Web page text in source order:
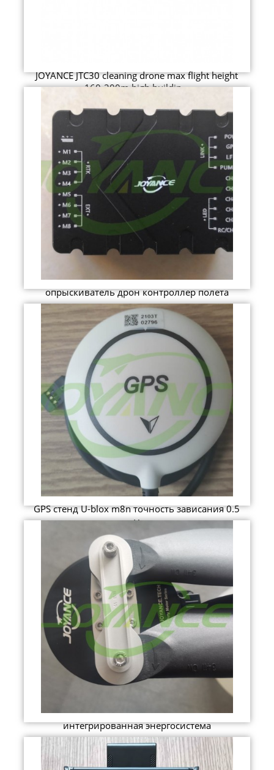
JOYANCE JTC30 cleaning drone max flight height
160-200m high buildin...
опрыскиватель дрон контроллер полета
GPS стенд U-blox m8n точность зависания 0.5
м
интегрированная энергосистема